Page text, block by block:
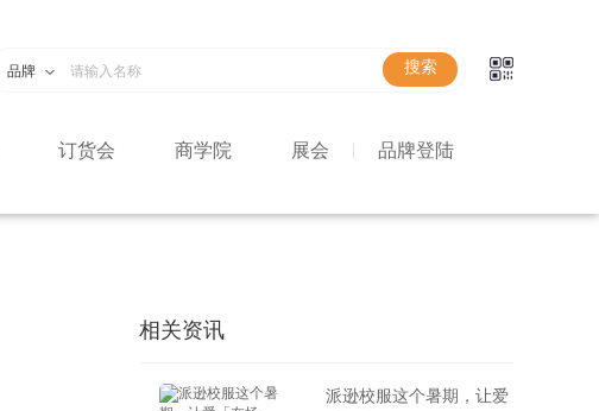
品牌
订货会 商学院 展会 品牌登陆
相关资讯
派逊校服这个暑期，让爱